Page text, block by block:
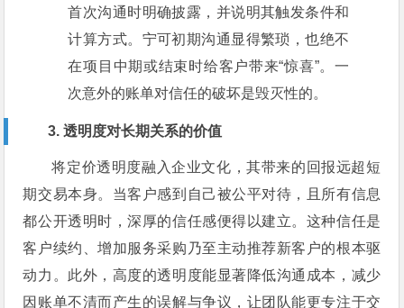
首次沟通时明确披露，并说明其触发条件和
计算方式。宁可初期沟通显得繁琐，也绝不
在项目中期或结束时给客户带来“惊喜”。一
次意外的账单对信任的破坏是毁灭性的。
3. 透明度对长期关系的价值
将定价透明度融入企业文化，其带来的回报远超短
期交易本身。当客户感到自己被公平对待，且所有信息
都公开透明时，深厚的信任感便得以建立。这种信任是
客户续约、增加服务采购乃至主动推荐新客户的根本驱
动力。此外，高度的透明度能显著降低沟通成本，减少
因账单不清而产生的误解与争议，让团队能更专注于交